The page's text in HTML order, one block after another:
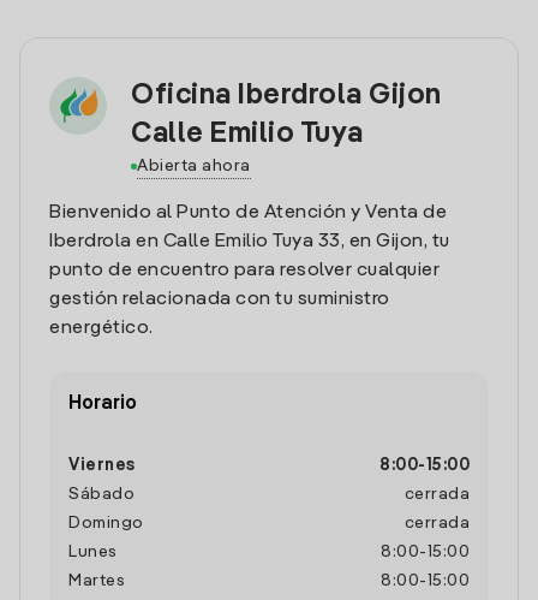
Oficina Iberdrola Gijon
Calle Emilio Tuya
Abierta ahora
Bienvenido al Punto de Atención y Venta de
Iberdrola en Calle Emilio Tuya 33, en Gijon, tu
punto de encuentro para resolver cualquier
gestión relacionada con tu suministro
energético.
Horario
Viernes 8:00- 15:00
Sábado
cerrada
Domingo
cerrada
Lunes
8:00- 15:00
Martes
8:00- 15:00